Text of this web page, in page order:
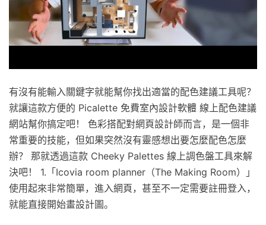
有沒有能輸入關鍵字就能幫你找出適當的配色建議工具呢？
就讓這款方便的 Picalette 免費室內設計軟體 線上配色建議
網站幫你搞定吧！ 色彩搭配對網頁設計師而言，是一個非
常重要的技能，但如果突然沒有靈感想出要怎麼配色怎麼
辦？ 那就透過這款 Cheeky Palettes 線上調色盤工具來解
決吧！ 1.「Icovia room planner（The Making Room）」
使用起來非常簡單，進入網頁，甚至不一定需要註冊登入，
就能直接開始畫設計圖。